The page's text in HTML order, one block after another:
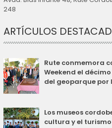
248
ARTÍCULOS
Rute conmemora
Weekend el
del geoparque por
Los museos
cultura y el turismo